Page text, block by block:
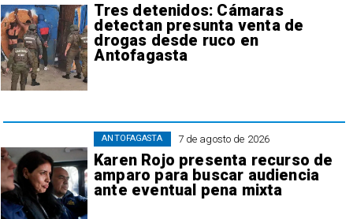
Tres detenidos: Cámaras
detectan presunta venta de
drogas desde ruco en
Antofagasta
7 de agosto de 2026
Karen Rojo presenta recurso de
amparo para buscar audiencia
ante eventual pena mixta
ANTOFAGASTA